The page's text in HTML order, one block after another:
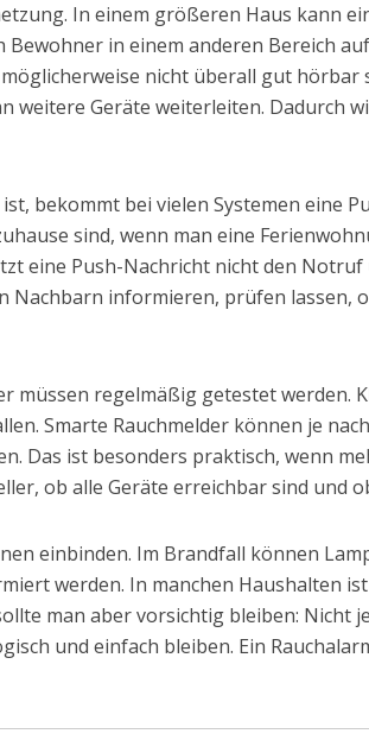
In einem größeren Haus kann
in einem anderen Bereich
nicht überall gut hörbar
weitere Geräte weiterleiten. Dadurch
bekommt bei vielen Systemen eine
sind, wenn man eine
eine Push-Nachricht nicht den Notruf
informieren, prüfen lassen,
müssen regelmäßig getestet werden.
Smarte Rauchmelder können je
Das ist besonders praktisch, wenn
ob alle Geräte erreichbar sind und
einbinden. Im Brandfall können
werden. In manchen Haushalten
man aber vorsichtig bleiben: Nicht
und einfach bleiben. Ein